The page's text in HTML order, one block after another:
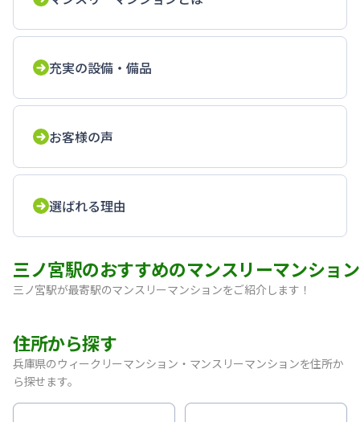
充実の設備・備品
お客様の声
選ばれる理由
三ノ宮駅のおすすめのマンスリーマンション
三ノ宮駅が最寄駅のマンスリーマンションをご紹介します！
【三宮・花時計前】SステイEL神戸三宮磯上通｜禁煙ルー
【神戸・三宮】Sステイ神戸三宮ジアコスモ｜禁煙ルーム
【神戸・三宮】Sステイ三宮ソレイユ｜Wi-Fi無料・禁煙・
【三宮・花時計前】Sステイ三宮駅前ルシール｜禁煙ルー
住所から探す
兵庫県のウィークリーマンション・マンスリーマンションを住所か
ら探せます。